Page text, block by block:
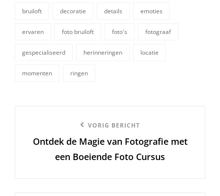
bruiloft decoratie details emoties
ervaren foto bruiloft foto's fotograaf
gespecialiseerd herinneringen locatie
momenten ringen
bericht
VORIG BERICHT
Ontdek de Magie van Fotografie met
een Boeiende Foto Cursus